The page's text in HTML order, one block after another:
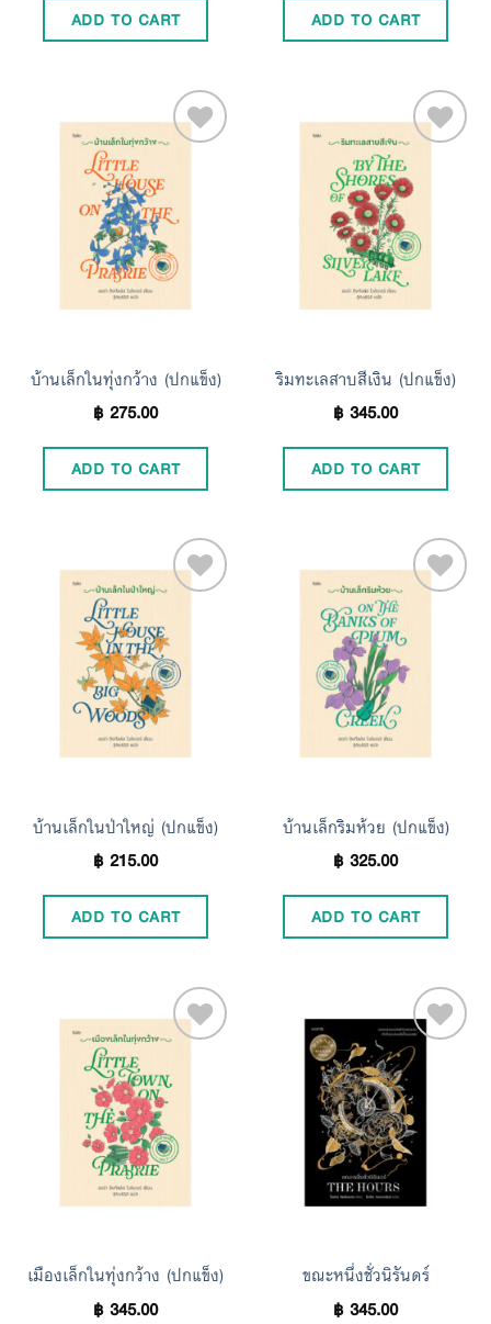
ADD TO CART ADD TO CART
บ้านเล็กในทุ่งกว้าง (ปกแข็ง)
฿275.00
ADD TO CART
Wishlist
ริมทะเลสาบสีเงิน (ปกแข็ง)
฿345.00
ADD TO CART
Wishlist
บ้านเล็กในป่าใหญ่ (ปกแข็ง)
฿215.00
ADD TO CART
บ้านเล็กริมห้วย (ปกแข็ง)
฿325.00
ADD TO CART
เมืองเล็กในทุ่งกว้าง (ปกแข็ง)
฿345.00
Wishlist
ขณะหนึ่งชั่วนิรันดร์
฿345.00